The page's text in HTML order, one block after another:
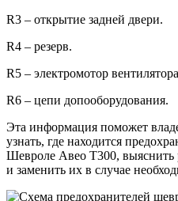
R3 – открытие задней двери.
R4 – резерв.
R5 – электромотор
R6 – цепи допооборудования.
Эта информация поможет
узнать, где находится
Шевроле Авео Т300, выяснить
и заменить их в случае